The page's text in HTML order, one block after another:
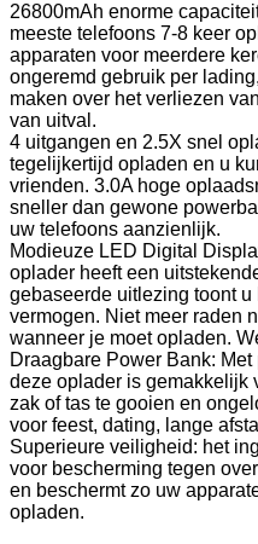
26800mAh enorme
meeste telefoons 7-8 keer
apparaten voor meerdere
ongeremd gebruik per
maken over het verliezen
van uitval.
4 uitgangen en 2.5X snel
tegelijkertijd opladen en u
vrienden. 3.0A hoge
sneller dan gewone
uw telefoons aanzienlijk.
Modieuze LED Digital
oplader heeft een
gebaseerde uitlezing toont
vermogen. Niet meer raden
wanneer je moet opladen.
Draagbare Power Bank:
deze oplader is gemakkelijk
zak of tas te gooien en
voor feest, dating, lange
Superieure veiligheid: het
voor bescherming tegen
en beschermt zo uw
opladen.